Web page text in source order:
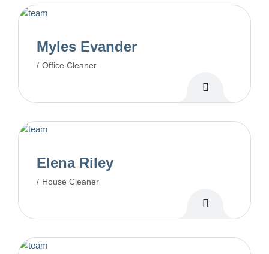
Myles Evander
Office Cleaner
Elena Riley
House Cleaner